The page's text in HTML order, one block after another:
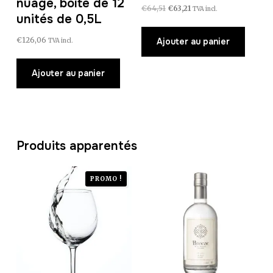
nuage, boîte de 12
unités de 0,5L
€126,06 TVA incl.
Ajouter au panier
€64,51 Le
était :
€64,51.
€63,21Le
est :
€63,21.
TVA incl.
Ajouter au panier
Produits apparentés
PROMO !